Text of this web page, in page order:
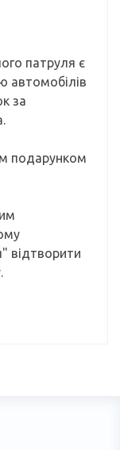
патруля є
автомобілів
за
подарунком
відтворити